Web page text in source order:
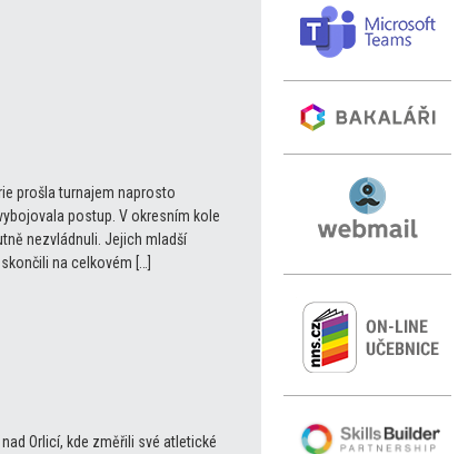
prošla turnajem naprosto
postup. V okresním kole
nezvládnuli. Jejich mladší
na celkovém […]
Orlicí, kde změřili své atletické